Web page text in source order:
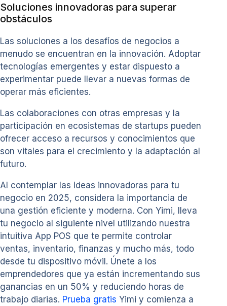
Soluciones innovadoras para superar
obstáculos
Las soluciones a los desafíos de negocios a
menudo se encuentran en la innovación. Adoptar
tecnologías emergentes y estar dispuesto a
experimentar puede llevar a nuevas formas de
operar más eficientes.
Las colaboraciones con otras empresas y la
participación en ecosistemas de startups pueden
ofrecer acceso a recursos y conocimientos que
son vitales para el crecimiento y la adaptación al
futuro.
Al contemplar las ideas innovadoras para tu
negocio en 2025, considera la importancia de
una gestión eficiente y moderna. Con Yimi, lleva
tu negocio al siguiente nivel utilizando nuestra
intuitiva App POS que te permite controlar
ventas, inventario, finanzas y mucho más, todo
desde tu dispositivo móvil. Únete a los
emprendedores que ya están incrementando sus
ganancias en un 50% y reduciendo horas de
trabajo diarias. Prueba gratis Yimi y comienza a